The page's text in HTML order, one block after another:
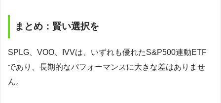
まとめ：賢い選択を
SPLG、VOO、IVVは、いずれも優れたS&P500連動ETF
であり、長期的なパフォーマンスに大きな差はありませ
ん。